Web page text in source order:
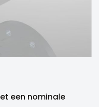
een nominale